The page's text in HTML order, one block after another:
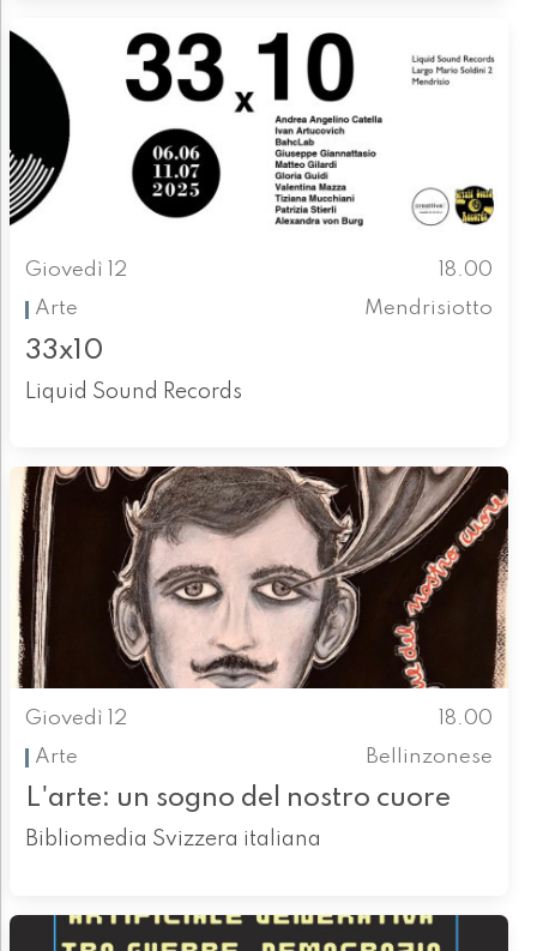
Giovedì 12
18.00
Arte
Mendrisiotto
33x10
Liquid Sound Records
Giovedì 12
18.00
Arte
Bellinzonese
L'arte: un sogno del nostro cuore
Bibliomedia Svizzera italiana